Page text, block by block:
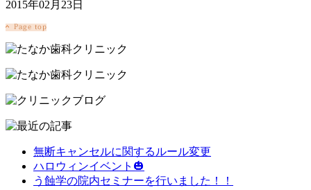
2015年02月23日
無断キャンセルに関するルール変更
ハロウィンイベント🎃
う蝕学の院内セミナーを行いました！！